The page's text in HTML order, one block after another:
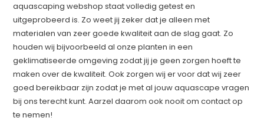
aquascaping webshop staat volledig getest en
uitgeprobeerd is. Zo weet jij zeker dat je alleen met
materialen van zeer goede kwaliteit aan de slag gaat. Zo
houden wij bijvoorbeeld al onze planten in een
geklimatiseerde omgeving zodat jij je geen zorgen hoeft te
maken over de kwaliteit. Ook zorgen wij er voor dat wij zeer
goed bereikbaar zijn zodat je met al jouw aquascape vragen
bij ons terecht kunt. Aarzel daarom ook nooit om contact op
te nemen!